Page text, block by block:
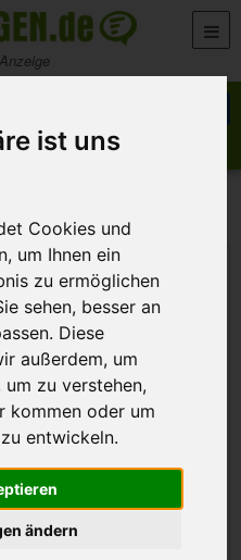
ist uns
Cookies und
um Ihnen ein
zu ermöglichen
sehen, besser an
Diese
außerdem, um
um zu verstehen,
kommen oder um
entwickeln.
ändern
Meine Anzeigen